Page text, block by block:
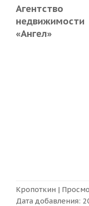
Агентство
недвижимости
«Ангел»
Кропоткин |
Дата добавления: